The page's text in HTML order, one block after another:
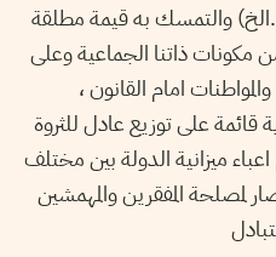
والتمسك به قيمة مطلقة
مكونات ذاتنا الجماعية وعلى
امام القانون ،
قائمة على توزيع عادل للثروة
ميزانية الدولة بين مختلف
لمصلحة المفقرين والمهمشين